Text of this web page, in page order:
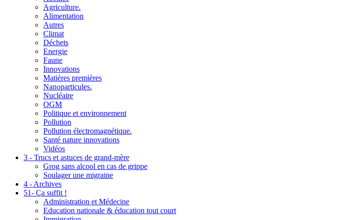
Agriculture.
Alimentation
Autres
Climat
Déchets
Energie
Faune
Innovations
Matières premières
Nanoparticules.
Nucléaire
OGM
Politique et environnement
Pollution
Pollution électromagnétique.
Santé nature innovations
Vidéos
3 - Trucs et astuces de grand-mère
Grog sans alcool en cas de grippe
Soulager une migraine
4 - Archives
51- Ça suffit !
Administration et Médecine
Education nationale & éducation tout court